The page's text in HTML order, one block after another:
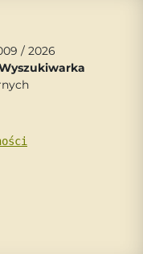
/ 2026